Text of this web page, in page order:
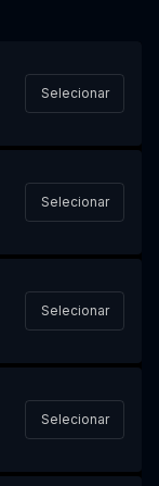
Selecionar
Selecionar
Selecionar
Selecionar